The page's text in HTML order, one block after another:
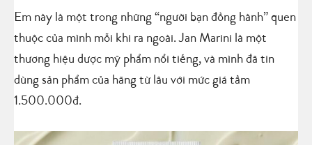
Em này là một trong những “người bạn đồng hành” quen
thuộc của mình mỗi khi ra ngoài. Jan Marini là một
thương hiệu dược mỹ phẩm nổi tiếng, và mình đã tin
dùng sản phẩm của hãng từ lâu với mức giá tầm
1.500.000đ.